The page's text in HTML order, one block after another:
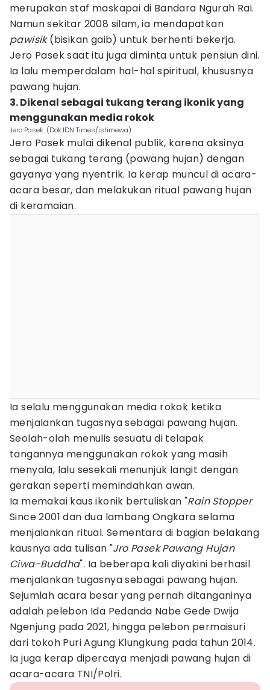
merupakan staf maskapai di Bandara Ngurah Rai.
Namun sekitar 2008 silam, ia mendapatkan
pawisik(bisikan gaib) untuk berhenti bekerja.
Jero Pasek saat itu juga diminta untuk pensiun dini.
Ia lalu memperdalam hal-hal spiritual, khususnya
pawang hujan.
3. Dikenal sebagai tukang terang ikonik yang
menggunakan media rokok
Jero Pasek. (Dok.IDN Times/istimewa)
Jero Pasek mulai dikenal publik, karena aksinya
sebagai tukang terang (pawang hujan) dengan
gayanya yang nyentrik. Ia kerap muncul di acara-
acara besar, dan melakukan ritual pawang hujan
di keramaian.
Ia selalu menggunakan media rokok ketika
menjalankan tugasnya sebagai pawang hujan.
Seolah-olah menulis sesuatu di telapak
tangannya menggunakan rokok yang masih
menyala, lalu sesekali menunjuk langit dengan
gerakan seperti memindahkan awan.
Ia memakai kaus ikonik bertuliskan "Rain Stopper
Since 2001 dan dua lambang Ongkara selama
menjalankan ritual. Sementara di bagian belakang
kausnya ada tulisan "Jro Pasek Pawang Hujan
Ciwa-Buddha". Ia beberapa kali diyakini berhasil
menjalankan tugasnya sebagai pawang hujan.
Sejumlah acara besar yang pernah ditanganinya
adalah pelebon Ida Pedanda Nabe Gede Dwija
Ngenjung pada 2021, hingga pelebon permaisuri
dari tokoh Puri Agung Klungkung pada tahun 2014.
Ia juga kerap dipercaya menjadi pawang hujan di
acara-acara TNI/Polri.